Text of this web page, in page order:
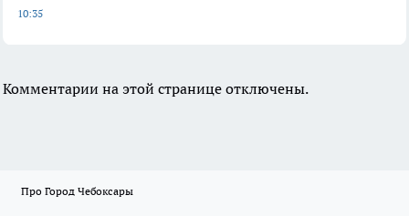
10:35
Комментарии на этой странице отключены.
Про Город Чебоксары